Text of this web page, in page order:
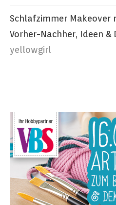
Schlafzimmer Makeover
Vorher-Nachher, Ideen &
yellowgirl